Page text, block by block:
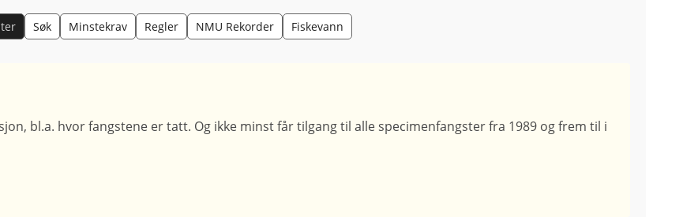
Søk Minstekrav Regler NMU Rekorder Fiskevann
bl.a. hvor fangstene er tatt. Og ikke minst får tilgang til alle specimenfangster fra 1989 og frem til i